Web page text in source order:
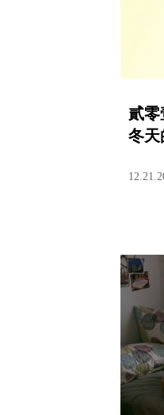
貳
冬